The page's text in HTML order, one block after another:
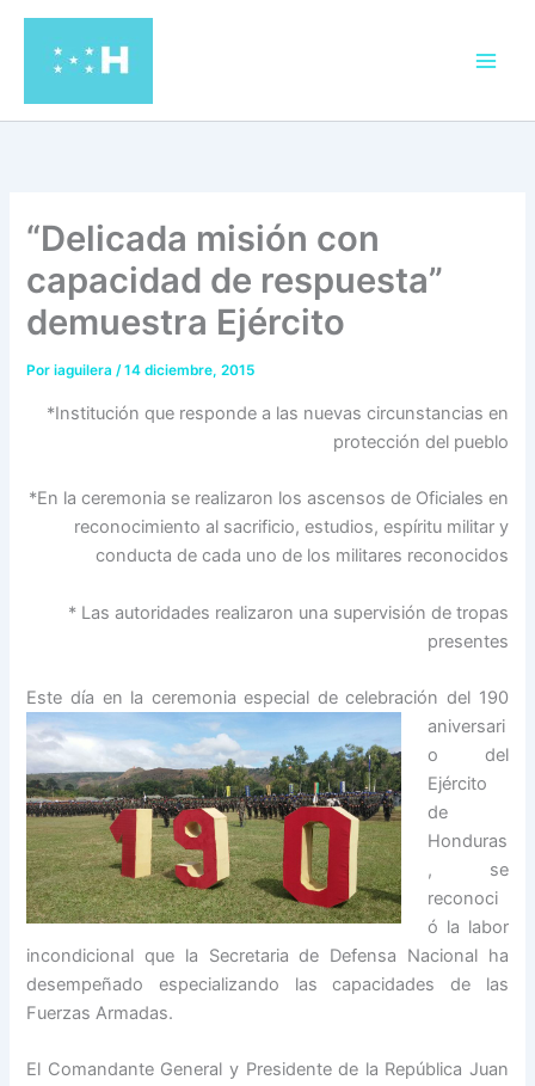
contenido
“Delicada misión con
capacidad de respuesta”
demuestra Ejército
Poriaguilera/14 diciembre, 2015
*Institución que responde a las nuevas circunstancias en
protección del pueblo
*En la ceremonia se realizaron los ascensos de Oficiales en
reconocimiento al sacrificio, estudios, espíritu militar y
conducta de cada uno de los militares reconocidos
* Las autoridades realizaron una supervisión de tropas
presentes
Este día en la ceremonia especial de celebración del 190
aniversari
o del
Ejército
de
Honduras
, se
reconoci
ó la labor
incondicional que la Secretaria de Defensa Nacional ha
desempeñado especializando las capacidades de las
Fuerzas Armadas.
El Comandante General y Presidente de la República Juan